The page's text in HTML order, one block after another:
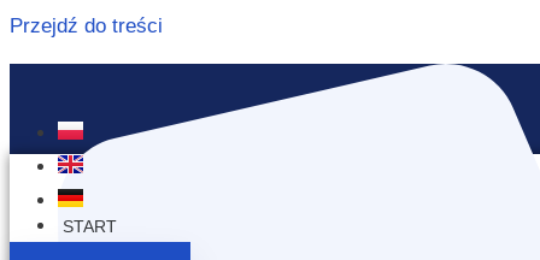
Przejdź do treści
START